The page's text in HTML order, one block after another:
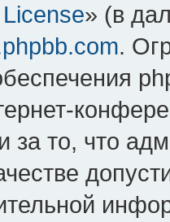
» (в
.
за то, что